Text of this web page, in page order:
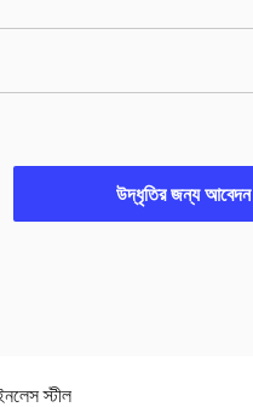
উদ্ধৃতির জন্য আবেদন
স্টীল